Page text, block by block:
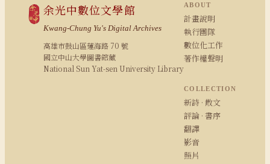
余光中數位文學館
Kwang-Chung Yu's Digital Archives
高雄市鼓山區蓮海路 70 號
國立中山大學圖書館藏
National Sun Yat-sen University Library
ABOUT
計畫說明
執行團隊
數位化工作
著作權聲明
COLLECTION
新詩 · 散文
評論 · 書序
翻譯
影音
照片